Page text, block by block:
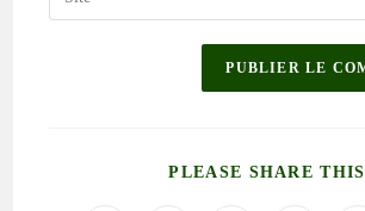
PLEASE SHARE THIS